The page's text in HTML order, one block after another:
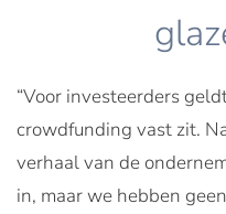
“Voor investeerders
crowdfunding vast zit.
verhaal van de
in, maar we hebben